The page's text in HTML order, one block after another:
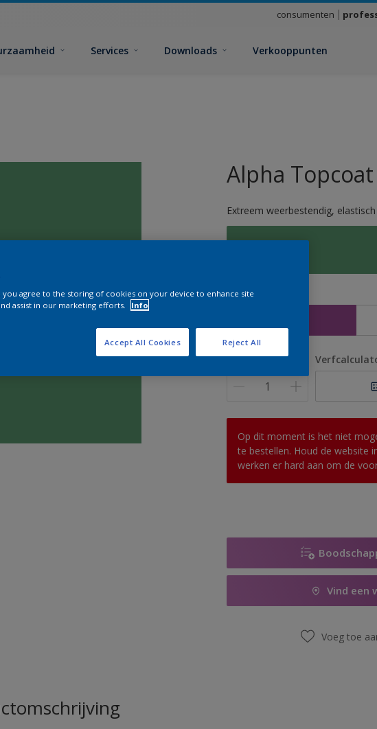
consumenten
Services Downloads Verkooppunten
Alpha Topcoat
Extreem weerbestendig, elastisch
L1.32.51
Grootte
Aantal
Op dit moment is het niet
te bestellen. Houd de website
werken er hard aan om de
Vind een
Voeg toe
you agree to the storing of cookies on your device to enhance site
assist in our marketing efforts.
Info
Reject All
Accept All Cookies